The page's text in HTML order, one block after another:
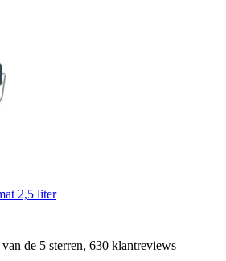
2,5 liter
de 5 sterren, 630 klantreviews